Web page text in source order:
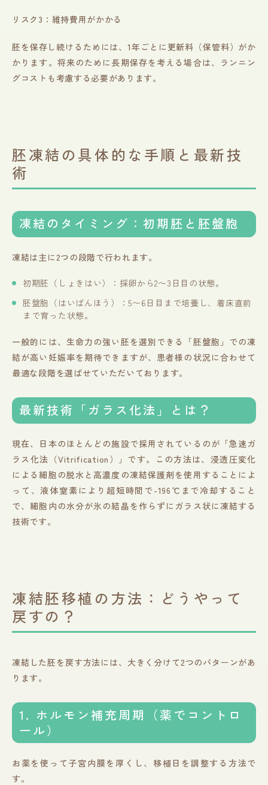
リスク3：維持費用がかかる
胚を保存し続けるためには、1年ごとに更新料（保管料）がか
かります。将来のために長期保存を考える場合は、ランニン
グコストも考慮する必要があります。
胚凍結の具体的な手順と最新技
術
凍結のタイミング：初期胚と胚盤胞
凍結は主に2つの段階で行われます。
初期胚（しょきはい）：採卵から2〜3日目の状態。
胚盤胞（はいばんほう）：5〜6日目まで培養し、着床直前
まで育った状態。
一般的には、生命力の強い胚を選別できる「胚盤胞」での凍
結が高い妊娠率を期待できますが、患者様の状況に合わせて
最適な段階を選ばせていただいております。
最新技術「ガラス化法」とは？
現在、日本のほとんどの施設で採用されているのが「急速ガ
ラス化法（Vitrification）」です。この方法は、浸透圧変化
による細胞の脱水と高濃度の凍結保護剤を使用することによ
って、液体窒素により超短時間で-196℃まで冷却すること
で、細胞内の水分が氷の結晶を作らずにガラス状に凍結する
技術です。
凍結胚移植の方法：どうやって
戻すの？
凍結した胚を戻す方法には、大きく分けて2つのパターンがあ
ります。
1. ホルモン補充周期（薬でコントロ
ール）
お薬を使って子宮内膜を厚くし、移植日を調整する方法で
す。